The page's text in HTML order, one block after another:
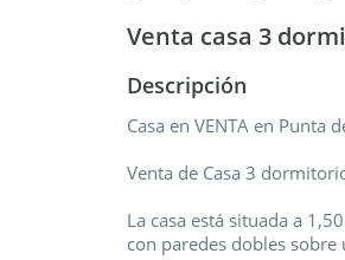
Venta casa 3
Descripción
Casa en VENTA en Punta
Venta de Casa 3
La casa está situada a
con paredes dobles